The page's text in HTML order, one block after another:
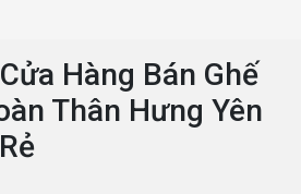
Hàng Bán Ghế
Thân Hưng Yên